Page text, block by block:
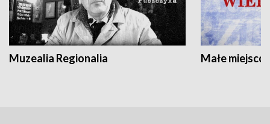
Muzealia Regionalia Małe